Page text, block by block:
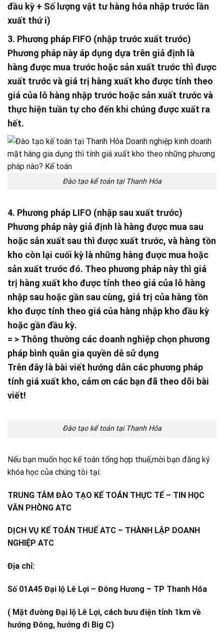
đầu kỳ + Số lượng vật tư hàng hóa nhập trước lần
xuất thứ i)
3. Phương pháp FIFO (nhập trước xuất trước)
Phương pháp này áp dụng dựa trên giả định là
hàng được mua trước hoặc sản xuất trước thì được
xuất trước và giá trị hàng xuất kho được tính theo
giá của lô hàng nhập trước hoặc sản xuất trước và
thực hiện tuần tự cho đến khi chúng được xuất ra
hết.
Đào tạo kế toán tại Thanh Hóa
4. Phương pháp LIFO (nhập sau xuất trước)
Phương pháp này giả định là hàng được mua sau
hoặc sản xuất sau thì được xuất trước, và hàng tồn
kho còn lại cuối kỳ là những hàng được mua hoặc
sản xuất trước đó. Theo phương pháp này thì giá
trị hàng xuất kho được tính theo giá của lô hàng
nhập sau hoặc gần sau cùng, giá trị của hàng tồn
kho được tính theo giá của hàng nhập kho đầu kỳ
hoặc gần đầu kỳ.
= > Thông thường các doanh nghiệp chọn phương
pháp bình quân gia quyền dễ sử dụng
Trên đây là bài viết hướng dẫn các phương pháp
tính giá xuất kho, cảm ơn các bạn đã theo dõi bài
viết!
Đào tạo kế toán tại Thanh Hóa
Nếu bạn muốn học kế toán tổng hợp thuế,mời bạn đăng ký
khóa học của chúng tôi tại:
TRUNG TÂM ĐÀO TẠO KẾ TOÁN THỰC TẾ – TIN HỌC
VĂN PHÒNG ATC
DỊCH VỤ KẾ TOÁN THUẾ ATC – THÀNH LẬP DOANH
NGHIỆP ATC
Địa chỉ:
Số 01A45 Đại lộ Lê Lợi – Đông Hương – TP Thanh Hóa
( Mặt đường Đại lộ Lê Lợi, cách bưu điện tỉnh 1km về
hướng Đông, hướng đi Big C)